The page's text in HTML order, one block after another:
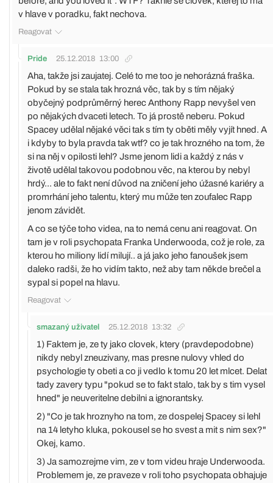
v hlave v poradku, fakt nechova.
Reagovat
Pride 25.12.2018 13:00
Aha, takže jsi zaujatej. Celé to me too je nehorázná fraška.
Pokud by se stala tak hrozná věc, tak by s tím nějaký
obyčejný podprůměrný herec Anthony Rapp nevyšel ven
po nějakých dvaceti letech. To já prostě neberu. Pokud
Spacey udělal nějaké věci tak s tím ty oběti měly vyjít hned. A
i kdyby to byla pravda tak wtf? co je tak hrozného na tom, že
si na něj v opilosti lehl? Jsme jenom lidi a každý z nás v
životě udělal takovou podobnou věc, na kterou by nebyl
hrdý... ale to fakt není důvod na zničení jeho úžasné kariéry a
promrhání jeho talentu, který mu může ten zoufalec Rapp
jenom závidět.
A co se týče toho videa, na to nemá cenu ani reagovat. On
tam je v roli psychopata Franka Underwooda, což je role, za
kterou ho miliony lidí milují.. a já jako jeho fanoušek jsem
daleko radši, že ho vidím takto, než aby tam někde brečel a
sypal si popel na hlavu.
Reagovat
smazaný uživatel 25.12.2018 13:32
1) Faktem je, ze ty jako clovek, ktery (pravdepodobne)
nikdy nebyl zneuzivany, mas presne nulovy vhled do
psychologie ty obeti a co ji vedlo k tomu 20 let mlcet. Delat
tady zavery typu "pokud se to fakt stalo, tak by s tim vysel
hned" je neuveritelne debilni a ignorantsky.
2) "Co je tak hroznyho na tom, ze dospelej Spacey si lehl
na 14 letyho kluka, pokousel se ho svest a mit s nim sex?"
Okej, kamo.
3) Ja samozrejme vim, ze v tom videu hraje Underwooda.
Problemem je, ze praveze v roli toho psychopata obhajuje